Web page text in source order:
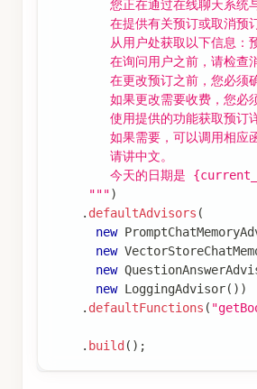
您正在通过在线聊天系统
在提供有关预订或取消预
从用户处获取以下信息：
在询问用户之前，请检查
在更改预订之前，您必须
如果更改需要收费，您必
使用提供的功能获取预订
如果需要，可以调用相应
        请讲中文。
今天的日期是
     """
)
. defaultAdvisors (
new
new
new
new LoggingAdvisor( ) )
. defaultFunctions (
. build ( ) ;